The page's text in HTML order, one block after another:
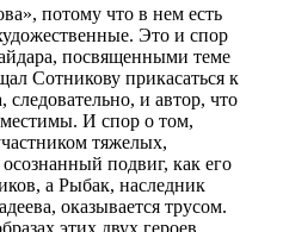
потому что в нем есть
Это и спор
посвященными теме
Сотникову прикасаться к
следовательно, и автор, что
И спор о том,
тяжелых,
подвиг, как его
а Рыбак, наследник
оказывается трусом.
этих двух героев